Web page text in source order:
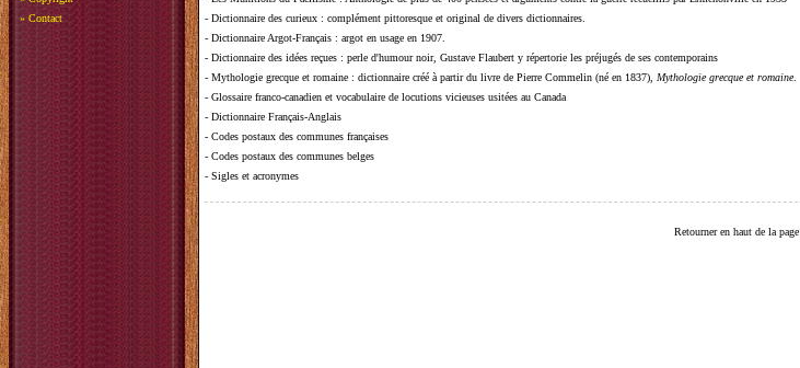
» Contact
- Dictionnaire des curieux : complément pittoresque et original de divers dictionnaires.
- Dictionnaire Argot-Français : argot en usage en 1907.
- Dictionnaire des idées reçues : perle d'humour noir, Gustave Flaubert y répertorie les préjugés de ses contemporains
- Mythologie grecque et romaine : dictionnaire créé à partir du livre de Pierre Commelin (né en 1837), Mythologie grecque et romaine.
- Glossaire franco-canadien et vocabulaire de locutions vicieuses usitées au Canada
- Dictionnaire Français-Anglais
- Codes postaux des communes françaises
- Codes postaux des communes belges
- Sigles et acronymes
Retourner en haut de la page